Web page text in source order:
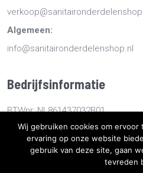
Algemeen:
info@sanitaironderdelenshop.nl
Bedrijfsinformatie
BTWnr: NL861437032B01
KvKnr: 78527112
Wij gebruiken cookies om
ervaring op onze website
gebruik van deze site, gaan
tevreden